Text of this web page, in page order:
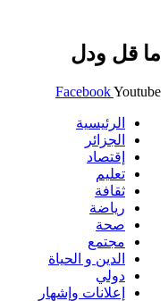
ما قل ودل
FacebookYoutube
الرئيسية
الجزائر
إقتصاد
تعليم
ثقافة
رياضة
صحة
مجتمع
الدين و الحياة
دولي
إعلانات وإشهار